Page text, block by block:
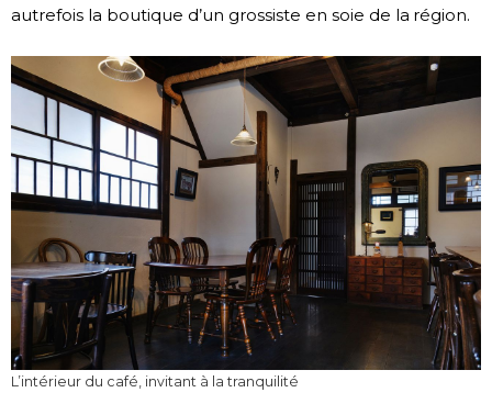
autrefois la boutique d’un grossiste en soie de la région.
L’intérieur du café, invitant à la tranquilité